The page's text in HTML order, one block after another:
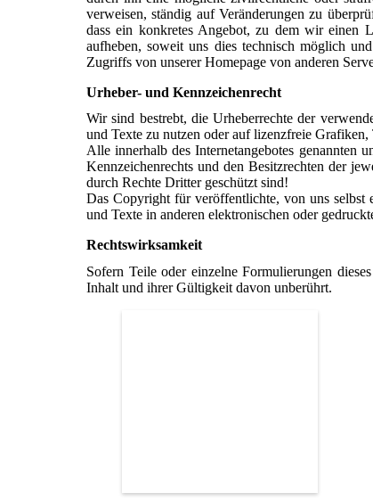
verweisen, ständig auf Veränderungen zu
dass ein konkretes Angebot, zu dem wir einen
aufheben, soweit uns dies technisch möglich
Zugriffs von unserer Homepage von anderen
Urheber- und Kennzeichenrecht
Wir sind bestrebt, die Urheberrechte der
und Texte zu nutzen oder auf lizenzfreie
Alle innerhalb des Internetangebotes genannten
Kennzeichenrechts und den Besitzrechten der
durch Rechte Dritter geschützt sind!
Das Copyright für veröffentlichte, von uns selbst
und Texte in anderen elektronischen oder
Rechtswirksamkeit
Sofern Teile oder einzelne Formulierungen
Inhalt und ihrer Gültigkeit davon unberührt.